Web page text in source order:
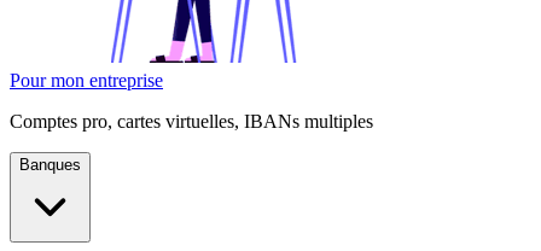
Pour mon entreprise
Comptes pro, cartes virtuelles, IBANs multiples
Banques